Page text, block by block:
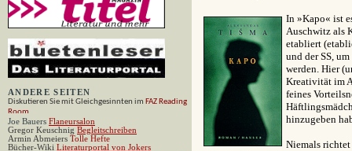
ANDERE SEITEN
Diskutieren Sie mit Gleichgesinnten im FAZ Reading
Room
Joe Bauers Flaneursalon
Gregor Keuschnig Begleitschreiben
Armin Abmeiers Tolle Hefte
Bücher-Wiki Literaturportal von Jokers
In »Kapo« ist
Auschwitz als
etabliert
und der SS,
werden. Hier
Kreativität im
feines
hinzugeben
Niemals richtet